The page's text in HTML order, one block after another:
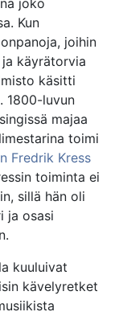
joko
Kun
joihin
käyrätorvia
käsitti
1800-luvun
majaa
toimi
Fredrik Kress
toiminta ei
sillä hän oli
ja osasi
kuuluivat
kävelyretket